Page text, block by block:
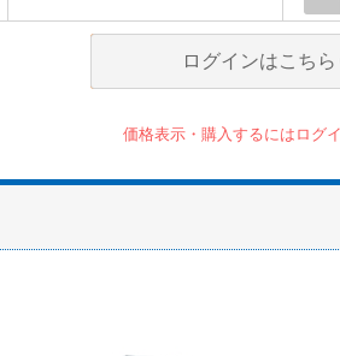
ログインはこちら
価格表示・購入するにはログ